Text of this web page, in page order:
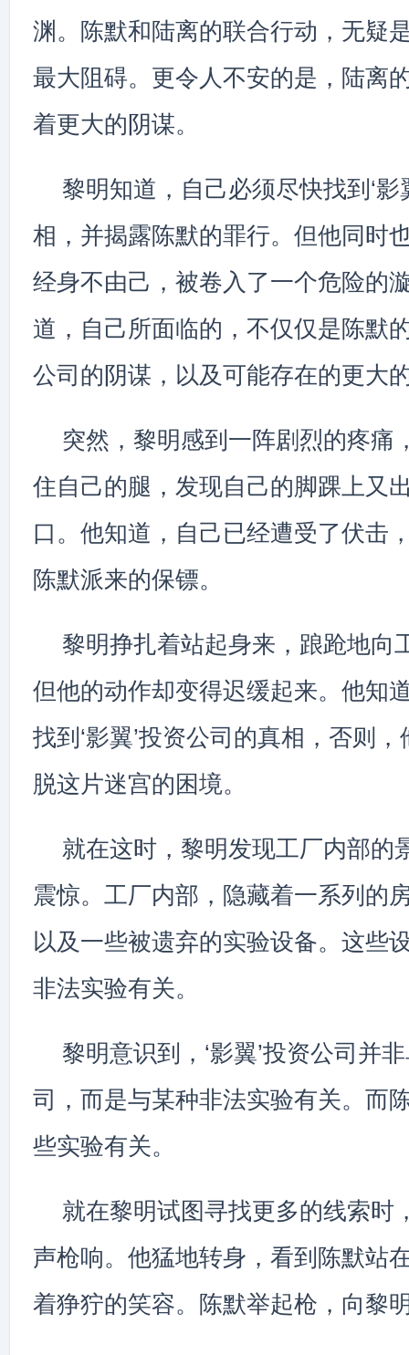
渊。陈默和陆离的联合行动，无疑
最大阻碍。更令人不安的是，陆离
着更大的阴谋。
黎明知道，自己必须尽快找到‘影
相，并揭露陈默的罪行。但他同时
经身不由己，被卷入了一个危险的
道，自己所面临的，不仅仅是陈默
公司的阴谋，以及可能存在的更大
突然，黎明感到一阵剧烈的疼痛
住自己的腿，发现自己的脚踝上又
口。他知道，自己已经遭受了伏击
陈默派来的保镖。
黎明挣扎着站起身来，踉跄地向
但他的动作却变得迟缓起来。他知
找到‘影翼’投资公司的真相，否则
脱这片迷宫的困境。
就在这时，黎明发现工厂内部的
震惊。工厂内部，隐藏着一系列的
以及一些被遗弃的实验设备。这些
非法实验有关。
黎明意识到，‘影翼’投资公司并
司，而是与某种非法实验有关。而
些实验有关。
就在黎明试图寻找更多的线索时
声枪响。他猛地转身，看到陈默站
着狰狞的笑容。陈默举起枪，向黎